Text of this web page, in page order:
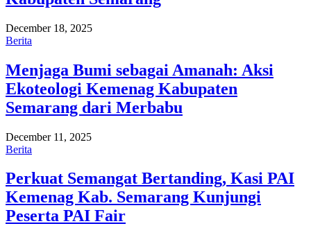
December 18, 2025
Berita
Menjaga Bumi sebagai Amanah: Aksi
Ekoteologi Kemenag Kabupaten
Semarang dari Merbabu
December 11, 2025
Berita
Perkuat Semangat Bertanding, Kasi PAI
Kemenag Kab. Semarang Kunjungi
Peserta PAI Fair